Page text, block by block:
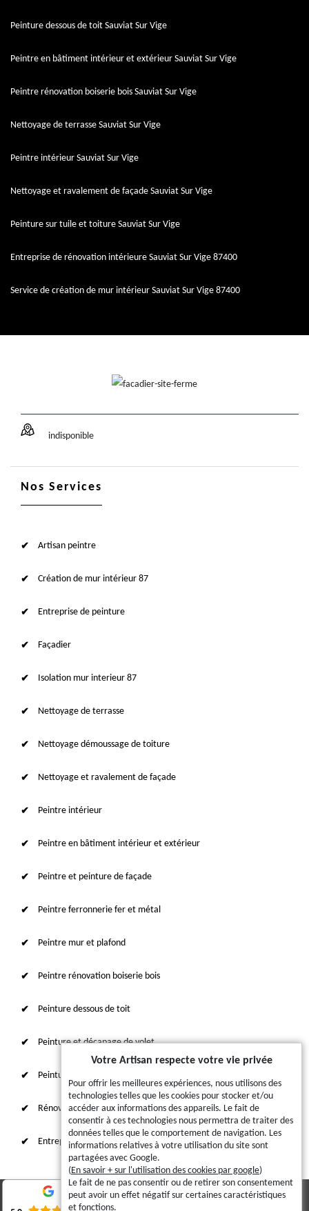
Peinture dessous de toit Sauviat Sur Vige
Peintre en bâtiment intérieur et extérieur Sauviat Sur Vige
Peintre rénovation boiserie bois Sauviat Sur Vige
Nettoyage de terrasse Sauviat Sur Vige
Peintre intérieur Sauviat Sur Vige
Nettoyage et ravalement de façade Sauviat Sur Vige
Peinture sur tuile et toiture Sauviat Sur Vige
Entreprise de rénovation intérieure Sauviat Sur Vige 87400
Service de création de mur intérieur Sauviat Sur Vige 87400
indisponible
Nos Services
Artisan peintre
Création de mur intérieur 87
Entreprise de peinture
Façadier
Isolation mur interieur 87
Nettoyage de terrasse
Nettoyage démoussage de toiture
Nettoyage et ravalement de façade
Peintre intérieur
Peintre en bâtiment intérieur et extérieur
Peintre et peinture de façade
Peintre ferronnerie fer et métal
Peintre mur et plafond
Peintre rénovation boiserie bois
Peinture dessous de toit
Peinture et décapage de volet
Peinture sur tuile et toiture
Rénovation intérieure 87
Entreprise de ravalement
© 2023 - 2026 - Tout droit réservé
Votre Artisan respecte votre vie privée
Pour offrir les meilleures expériences, nous utilisons des
technologies telles que les cookies pour stocker et/ou
accéder aux informations des appareils. Le fait de
consentir à ces technologies nous permettra de traiter des
données telles que le comportement de navigation. Les
informations relatives à votre utilisation du site sont
partagées avec Google.
(En savoir + sur l'utilisation des cookies par google)
Le fait de ne pas consentir ou de retirer son consentement
peut avoir un effet négatif sur certaines caractéristiques
et fonctions.